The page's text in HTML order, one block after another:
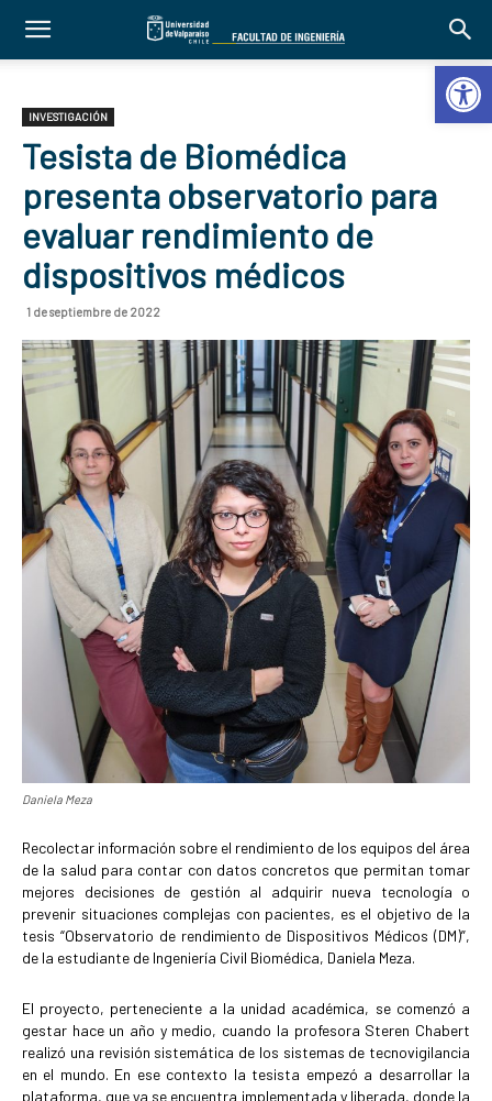
Abrir
INVESTIGACIÓN
Tesista de Biomédica
presenta observatorio para
evaluar rendimiento de
dispositivos médicos
1 de septiembre de 2022
Daniela Meza
Recolectar información sobre el rendimiento de los equipos del área
de la salud para contar con datos concretos que permitan tomar
mejores decisiones de gestión al adquirir nueva tecnología o
prevenir situaciones complejas con pacientes, es el objetivo de la
tesis “Observatorio de rendimiento de Dispositivos Médicos (DM)”,
de la estudiante de Ingeniería Civil Biomédica, Daniela Meza.
El proyecto, perteneciente a la unidad académica, se comenzó a
gestar hace un año y medio, cuando la profesora Steren Chabert
realizó una revisión sistemática de los sistemas de tecnovigilancia
en el mundo. En ese contexto la tesista empezó a desarrollar la
plataforma, que ya se encuentra implementada y liberada, donde la